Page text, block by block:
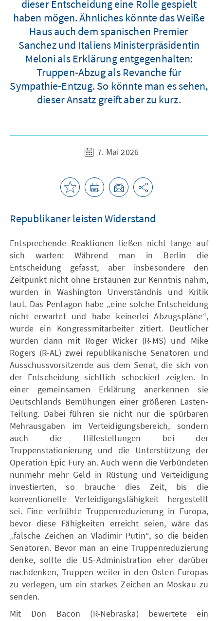
dieser Entscheidung eine Rolle gespielt
haben mögen. Ähnliches könnte das Weiße
Haus auch dem spanischen Premier
Sanchez und Italiens Ministerpräsidentin
Meloni als Erklärung entgegenhalten:
Truppen-Abzug als Revanche für
Sympathie-Entzug. So könnte man es sehen,
dieser Ansatz greift aber zu kurz.
7. Mai 2026
Republikaner leisten Widerstand
Entsprechende Reaktionen ließen nicht lange auf
sich warten: Während man in Berlin die
Entscheidung gefasst, aber insbesondere den
Zeitpunkt nicht ohne Erstaunen zur Kenntnis nahm,
wurden in Washington Unverständnis und Kritik
laut. Das Pentagon habe „eine solche Entscheidung
nicht erwartet und habe keinerlei Abzugspläne“,
wurde ein Kongressmitarbeiter zitiert. Deutlicher
wurden dann mit Roger Wicker (R-MS) und Mike
Rogers (R-AL) zwei republikanische Senatoren und
Ausschussvorsitzende aus dem Senat, die sich von
der Entscheidung sichtlich schockiert zeigten. In
einer gemeinsamen Erklärung anerkennen sie
Deutschlands Bemühungen einer größeren Lasten-
Teilung. Dabei führen sie nicht nur die spürbaren
Mehrausgaben im Verteidigungsbereich, sondern
auch die Hilfestellungen bei der
Truppenstationierung und die Unterstützung der
Operation Epic Fury an. Auch wenn die Verbündeten
nunmehr mehr Geld in Rüstung und Verteidigung
investierten, so brauche dies Zeit, bis die
konventionelle Verteidigungsfähigkeit hergestellt
sei. Eine verfrühte Truppenreduzierung in Europa,
bevor diese Fähigkeiten erreicht seien, wäre das
„falsche Zeichen an Vladimir Putin“, so die beiden
Senatoren. Bevor man an eine Truppenreduzierung
denke, sollte die US-Administration eher darüber
nachdenken, Truppen weiter in den Osten Europas
zu verlegen, um ein starkes Zeichen an Moskau zu
senden.
Mit Don Bacon (R-Nebraska) bewertete ein